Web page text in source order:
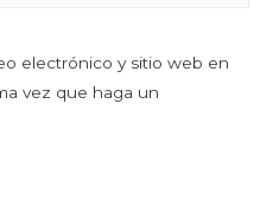
electrónico y sitio web en
vez que haga un